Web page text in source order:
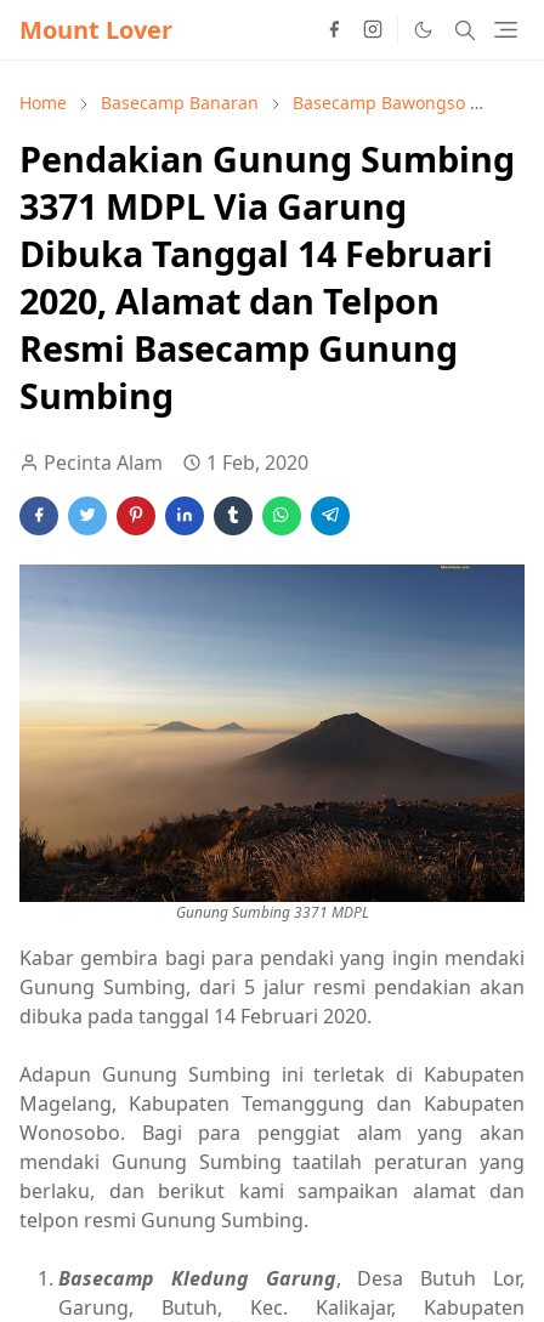
Mount Lover
Home Basecamp Banaran Basecamp Bawongso
Pendakian Gunung Sumbing
3371 MDPL Via Garung
Dibuka Tanggal 14 Februari
2020, Alamat dan Telpon
Resmi Basecamp Gunung
Sumbing
Pecinta Alam 1 Feb, 2020
Gunung Sumbing 3371 MDPL
Kabar gembira bagi para pendaki yang ingin mendaki
Gunung Sumbing, dari 5 jalur resmi pendakian akan
dibuka pada tanggal 14 Februari 2020.
Adapun Gunung Sumbing ini terletak di Kabupaten
Magelang, Kabupaten Temanggung dan Kabupaten
Wonosobo. Bagi para penggiat alam yang akan
mendaki Gunung Sumbing taatilah peraturan yang
berlaku, dan berikut kami sampaikan alamat dan
telpon resmi Gunung Sumbing.
Basecamp Kledung Garung, Desa Butuh Lor,
Garung, Butuh, Kec. Kalikajar, Kabupaten